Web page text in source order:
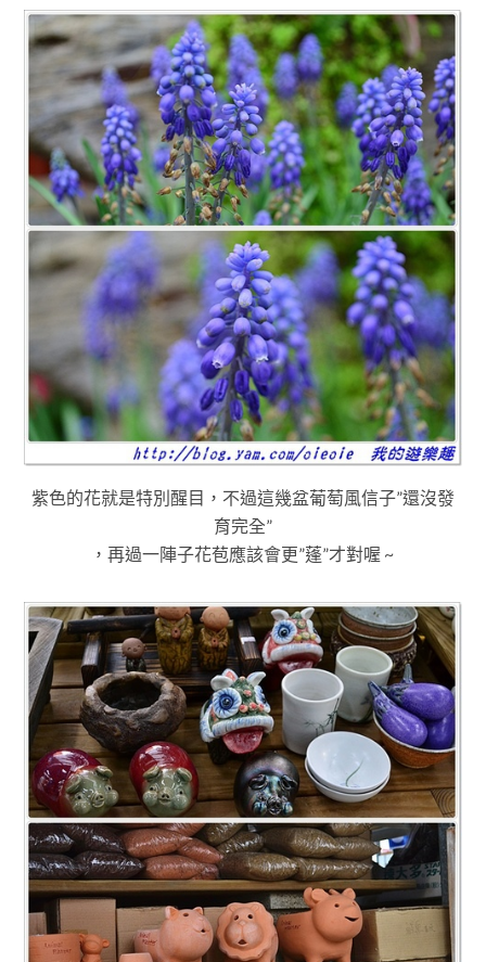
紫色的花就是特別醒目 ，不過這幾盆葡萄風信子”還沒發
育完全”
，再過一陣子花苞應該會更”蓬”才對喔 ~